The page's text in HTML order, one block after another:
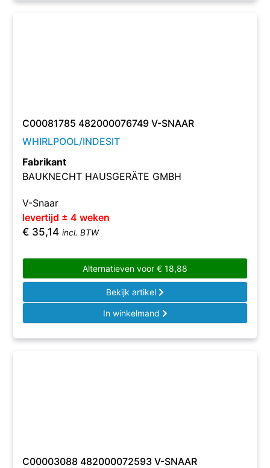
C00081785 482000076749 V-SNAAR
WHIRLPOOL/INDESIT
Fabrikant
BAUKNECHT HAUSGERÄTE GMBH
V-Snaar
levertijd ± 4 weken
€ 35,14 incl. BTW
Alternatieven voor € 18,88
Bekijk artikel
In winkelmand
C00003088 482000072593 V-SNAAR